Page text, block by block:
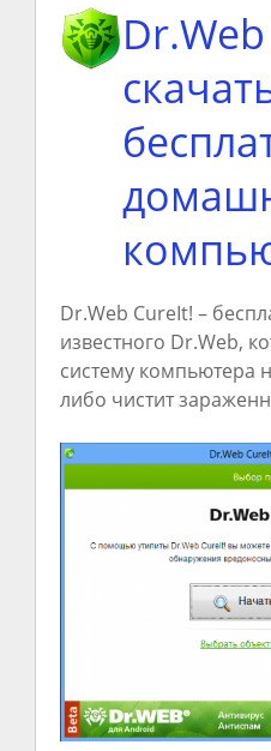
Dr.Web CureIt! –
известного Dr.Web,
систему компьютера
либо чистит